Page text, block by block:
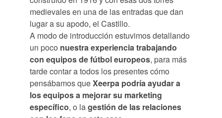
medievales en una de las entradas que dan
lugar a su apodo, el Castillo.
A modo de introducción estuvimos detallando
un poco nuestra experiencia trabajando
con equipos de fútbol europeos, para más
tarde contar a todos los presentes cómo
pensábamos queXeerpa podría ayudar a
los equipos a mejorar su marketing
específico, o lagestión de las relaciones